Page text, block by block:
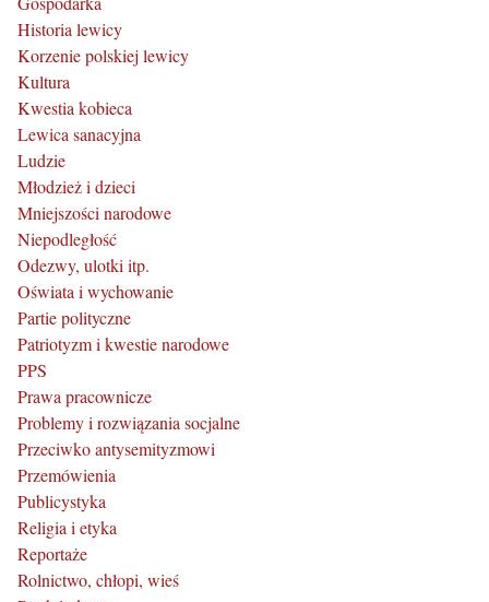
Historia lewicy
Korzenie polskiej lewicy
Kultura
Kwestia kobieca
Lewica sanacyjna
Ludzie
Młodzież i dzieci
Mniejszości narodowe
Niepodległość
Odezwy, ulotki itp.
Oświata i wychowanie
Partie polityczne
Patriotyzm i kwestie narodowe
PPS
Prawa pracownicze
Problemy i rozwiązania socjalne
Przeciwko antysemityzmowi
Przemówienia
Publicystyka
Religia i etyka
Reportaże
Rolnictwo, chłopi, wieś